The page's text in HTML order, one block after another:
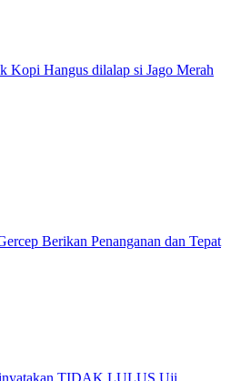
Kopi Hangus dilalap si Jago Merah
Berikan Penanganan dan Tepat
TIDAK LULUS Uji